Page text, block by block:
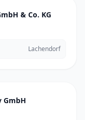
& Co. KG
Lachendorf
GmbH